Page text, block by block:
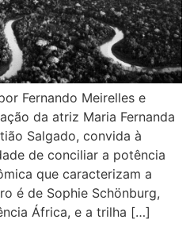
Fernando Meirelles e
da atriz Maria Fernanda
Salgado, convida à
de conciliar a potência
que caracterizam a
é de Sophie Schönburg,
África, e a trilha […]